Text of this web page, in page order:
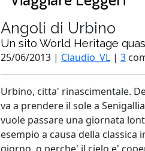
Angoli di Urbino
Un sito World Heritage
25/06/2013 | Claudio_VL | 3
Urbino, citta' rinascimentale.
va a prendere il sole a
vuole passare una giornata
esempio a causa della classica